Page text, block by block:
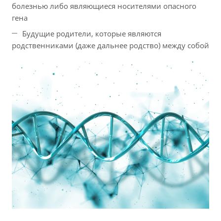
болезнью либо являющиеся носителями опасного
гена
Будущие родители, которые являются
родственниками (даже дальнее родство) между собой